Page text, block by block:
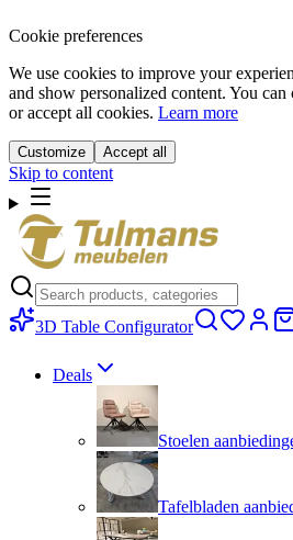
Cookie preferences
We use cookies to improve your
and show personalized content. You
or accept all cookies. Learn more
Customize Accept all
Skip to content
3D Table Configurator
Deals
Stoelen
Tafelbladen